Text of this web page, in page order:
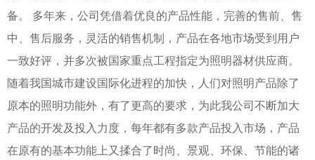
备。 多年来，公司凭借着优良的产品性能，完善的售前、售
中、售后服务，灵活的销售机制，产品在各地市场受到用户
一致好评，并多次被国家重点工程指定为照明器材供应商。
随着我国城市建设国际化进程的加快，人们对照明产品除了
原本的照明功能外，有了更高的要求，为此我公司不断加大
产品的开发及投入力度，每年都有多款产品投入市场，产品
在原有的基本功能上又揉合了时尚、景观、环保、节能的诸